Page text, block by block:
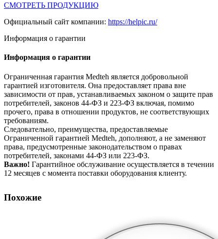
СМОТРЕТЬ ПРОДУКЦИЮ
Официальный сайт компании: https://helpic.ru/
Информация о гарантии
Информация о гарантии
Ограниченная гарантия Medteh является добровольной
гарантией изготовителя. Она предоставляет права вне
зависимости от прав, устанавливаемых законом о защите прав
потребителей, законов 44-ФЗ и 223-ФЗ включая, помимо
прочего, права в отношении продуктов, не соответствующих
требованиям.
Следовательно, преимущества, предоставляемые
Ограниченной гарантией Medteh, дополняют, а не заменяют
права, предусмотренные законодательством о правах
потребителей, законами 44-ФЗ или 223-ФЗ.
Важно! Гарантийное обслуживание осуществляется в течении
12 месяцев с момента поставки оборудования клиенту.
Похожие